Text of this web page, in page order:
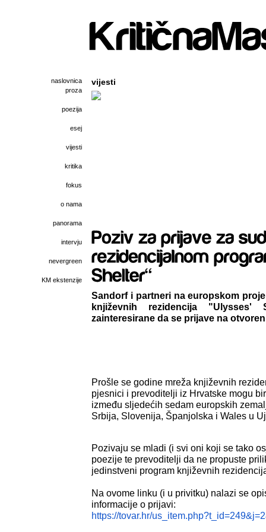
naslovnica
proza
poezija
esej
vijesti
kritika
fokus
o nama
panorama
intervju
nevergreen
KM ekstenzije
vijesti
Sandorf i partneri na europskom
književnih rezidencija "Ulysses'
zainteresirane da se prijave na
Prošle se godine mreža književnih
pjesnici i prevoditelji iz Hrvatske mogu
između sljedećih sedam europskih
Srbija, Slovenija, Španjolska i Wales u
Pozivaju se mladi (i svi oni koji se tako
poezije te prevoditelji da ne propuste
jedinstveni program književnih
Na ovome linku (i u privitku) nalazi se
informacije o prijavi:
https://tovar.hr/us_item.php?